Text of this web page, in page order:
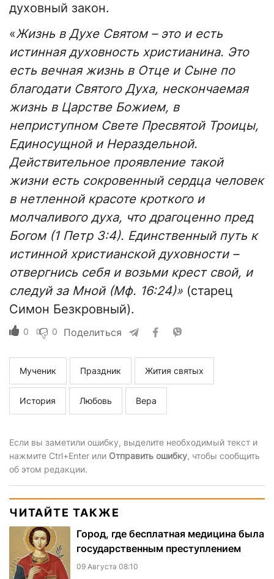
духовный закон.
«Жизнь в Духе Святом – это и есть
истинная духовность христианина. Это
есть вечная жизнь в Отце и Сыне по
благодати Святого Духа, нескончаемая
жизнь в Царстве Божием, в
неприступном Свете Пресвятой Троицы,
Единосущной и Нераздельной.
Действительное проявление такой
жизни есть сокровенный сердца человек
в нетленной красоте кроткого и
молчаливого духа, что драгоценно пред
Богом (1 Петр 3:4). Единственный путь к
истинной христианской духовности –
отвергнись себя и возьми крест свой, и
следуй за Мной (Мф. 16:24)» (старец
Симон Безкровный).
0 0 Поделиться
Мученик Праздник Жития святых
История Любовь Вера
Если вы заметили ошибку, выделите необходимый текст и
нажмите Ctrl+Enter или Отправить ошибку, чтобы сообщить
об этом редакции.
ЧИТАЙТЕ ТАКЖЕ
Город, где бесплатная медицина была
государственным преступлением
09 Августа 08:10